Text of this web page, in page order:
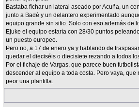
Bastaba fichar un lateral aseado por Acuña, un
junto a Badé y un delantero experimentado
equipo grande sin sitio. Solo con eso además de
Ejuke el equipo estaría con 28/30 puntos
un puesto europeo.
Pero no, a 17 de enero ya y hablando de
quedar el dieciséis o diecisiete rezando a todos
Por el fichaje de Vargas, que parece buen
descender al equipo a toda costa. Pero vaya,
peor una plantilla.